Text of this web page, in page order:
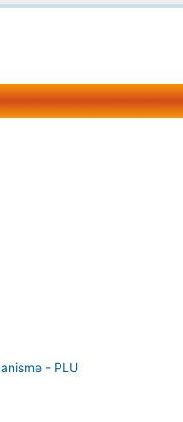
- PLU